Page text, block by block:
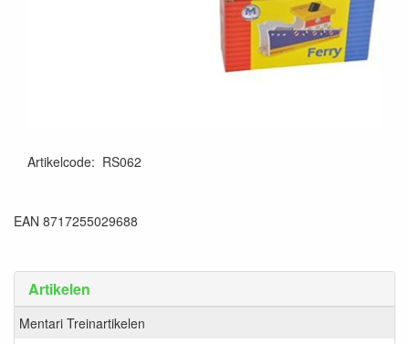
Artikelen
Mentari Treinartikelen
Artikelcode: RS062
EAN 8717255029688